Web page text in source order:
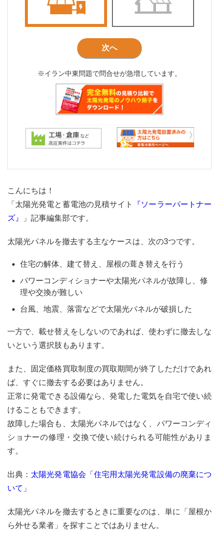
次へ
※イラン中東問題で問合せが急増しています。
こんにちは！
「太陽光発電と蓄電池の見積サイト
『ソーラーパートナー
ズ』
」記事編集部です。
太陽光パネルを撤去する主なケースは、次の3つです。
住宅の解体、建て替え、屋根の葺き替えを行う
パワーコンディショナーや太陽光パネルが故障し、修
理や交換が難しい
台風、地震、落雷などで太陽光パネルが破損した
一方で、載せ替えをしないのであれば、使わずに撤去しな
いという選択肢もあります。
また、固定価格買取制度の買取期間が終了しただけであれ
ば、すぐに撤去する必要はありません。
正常に発電できる設備なら、発電した電気を自宅で使い続
けることもできます。
故障した場合も、太陽光パネルではなく、パワーコンディ
ショナーの修理・交換で使い続けられる可能性がありま
す。
出典： 太陽光発電協会「住宅用太陽光発電設備の廃棄につ
いて」
太陽光パネルを撤去するときに重要なのは、単に「屋根か
ら外せる業者」を探すことではありません。